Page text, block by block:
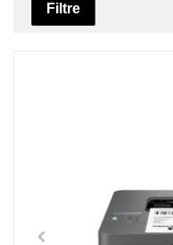
Filtre